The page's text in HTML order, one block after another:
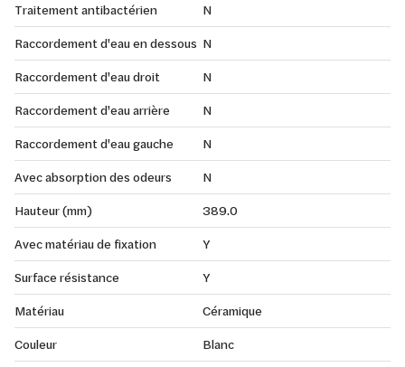
Traitement antibactérien
N
Raccordement d'eau en dessous N
Raccordement d'eau droit
N
Raccordement d'eau arrière
N
Raccordement d'eau gauche
N
Avec absorption des odeurs
N
Hauteur (mm)
389.0
Avec matériau de fixation
Y
Surface résistance
Y
Matériau
Céramique
Couleur
Blanc